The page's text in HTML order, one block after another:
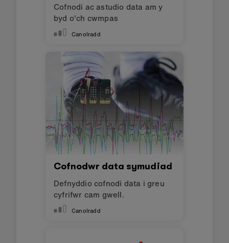
Cofnodi ac astudio data am y
byd o'ch cwmpas
Canolradd
Cofnodwr data symudiad
Defnyddio cofnodi data i greu
cyfrifwr cam gwell.
Canolradd